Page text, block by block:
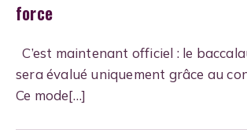
force
C’est maintenant officiel : le
sera évalué uniquement grâce au
Ce mode[…]